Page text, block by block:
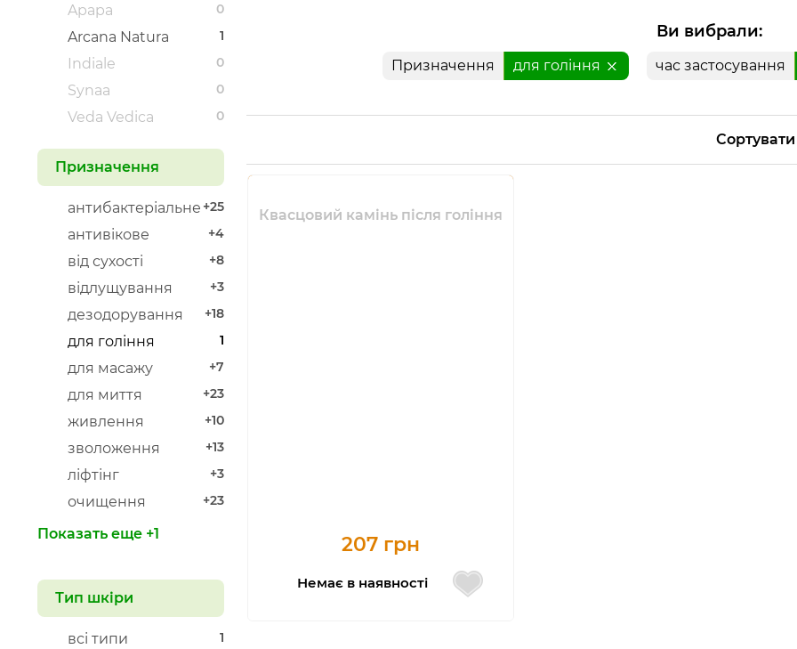
Ви вибрали:
Призначення для гоління час застосування
Сортувати
Квасцовий камінь після гоління
207 грн
Немає в наявності
0
Apapa
1
Arcana Natura
0
Indiale
0
Synaa
0
Veda Vedica
Призначення
+25
антибактеріальне
+4
антивікове
+8
від сухості
+3
відлущування
+18
дезодорування
1
для гоління
+7
для масажу
+23
для миття
+10
живлення
+13
зволоження
+3
ліфтінг
+23
очищення
Показать еще +1
Тип шкіри
1
всі типи